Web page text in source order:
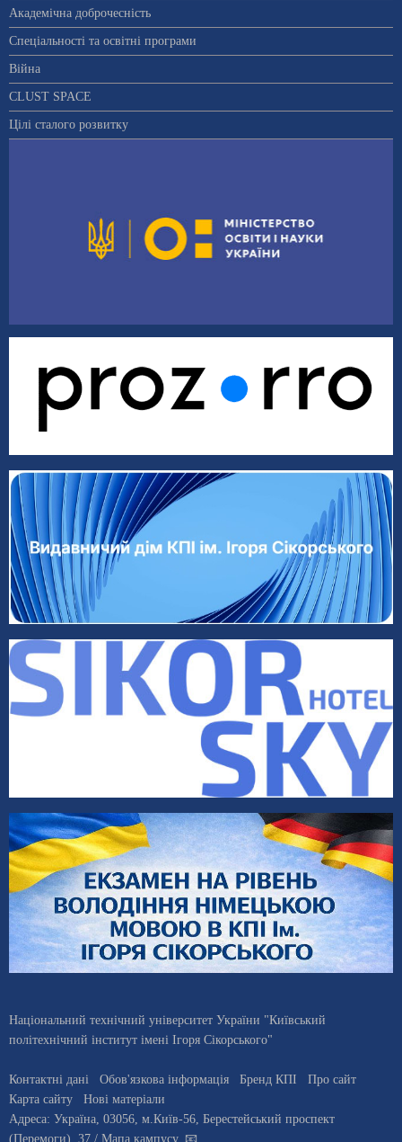
Академічна доброчесність
Спеціальності та освітні програми
Війна
CLUST SPACE
Цілі сталого розвитку
Національний технічний університет України "Київський
політехнічний інститут імені Ігоря Сікорського"
Контактні дані Обов'язкова інформація Бренд КПІ
Про сайт
Карта сайту
Нові матеріали
Адреса: Україна 03056 , м. Київ-56, Берестейський проспект
(Перемоги), 37 / Мапа кампусу, 📧